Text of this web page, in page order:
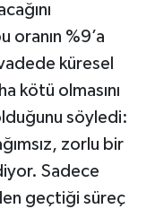
oranın %9’a
küresel
kötü olmasını
söyledi:
zorlu bir
Sadece
geçtiği süreç